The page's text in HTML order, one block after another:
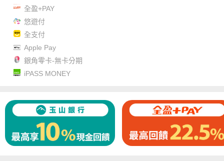
全盈+PAY
悠遊付
全支付
Apple Pay
銀角零卡-無卡分期
iPASS MONEY